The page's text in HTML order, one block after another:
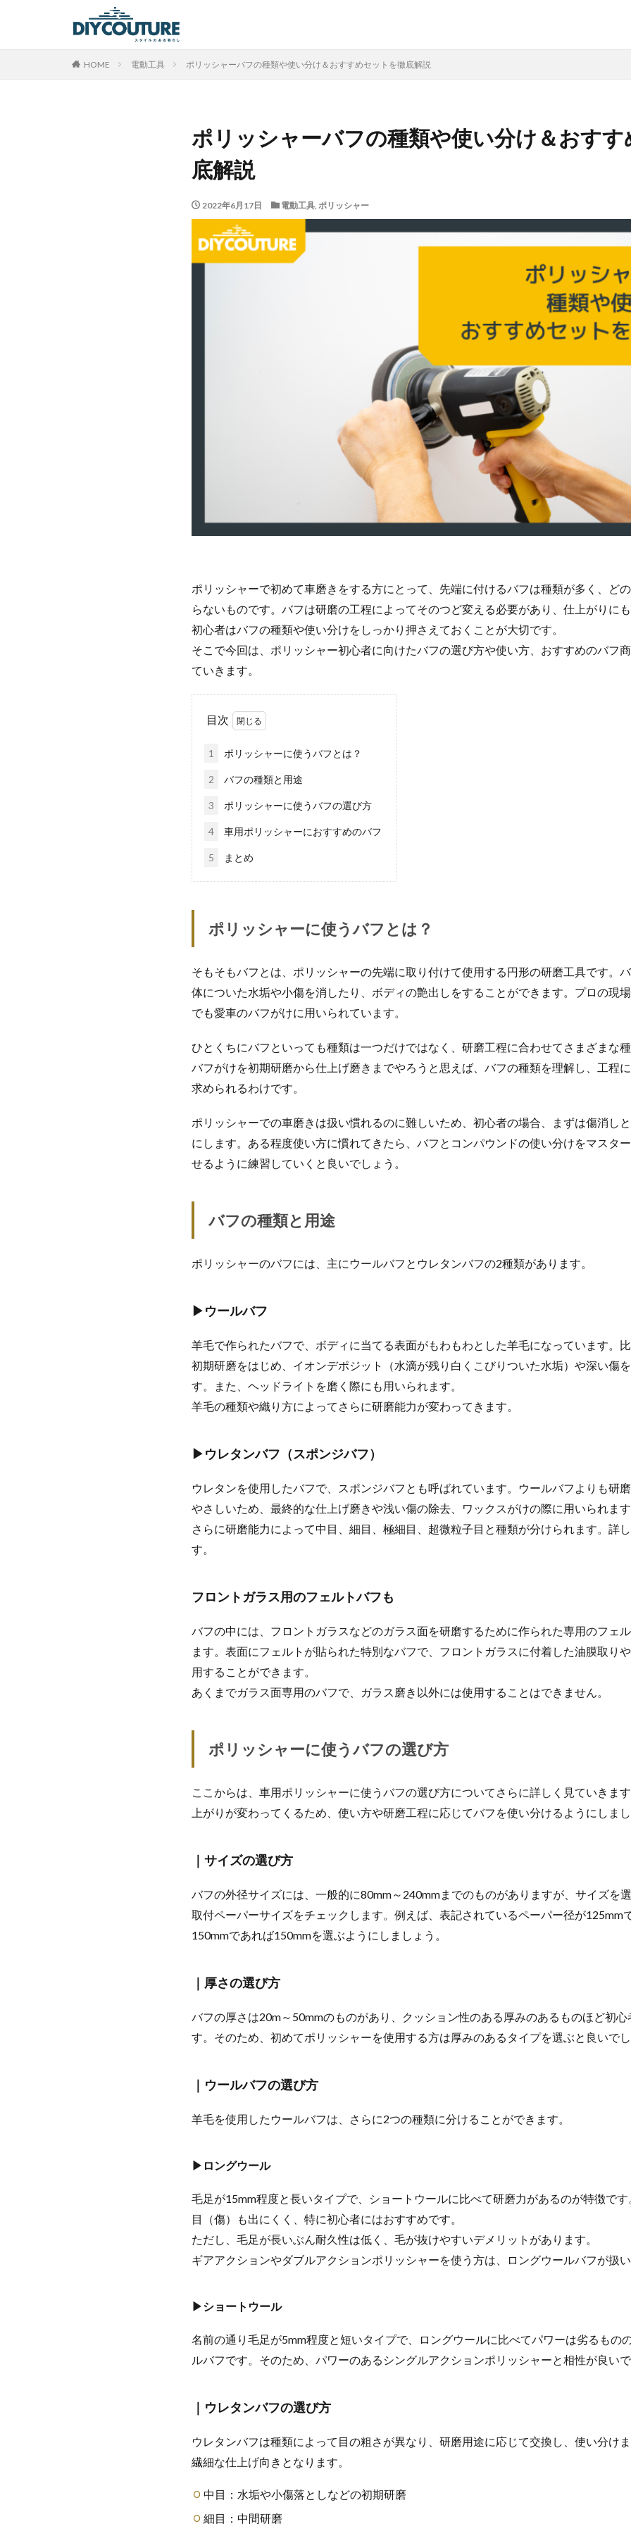
HOME 電動工具 ポリッシャーバフの種類や使い分け＆おすすめセットを徹底解説
ポリッシャーバフの種類や使い分け＆おす
底解説
2022年6月17日 電動工具, ポリッシャー
ポリッシャーで初めて車磨きをする方にとって、先端に付けるバフは種類が多く、ど
らないものです。バフは研磨の工程によってそのつど変える必要があり、仕上がりに
初心者はバフの種類や使い分けをしっかり押さえておくことが大切です。
そこで今回は、ポリッシャー初心者に向けたバフの選び方や使い方、おすすめのバフ
ていきます。
目次
1 ポリッシャーに使うバフとは？
2 バフの種類と用途
3 ポリッシャーに使うバフの選び方
4 車用ポリッシャーにおすすめのバフ
5 まとめ
ポリッシャーに使うバフとは？
そもそもバフとは、ポリッシャーの先端に取り付けて使用する円形の研磨工具です。
体についた水垢や小傷を消したり、ボディの艶出しをすることができます。プロの現
でも愛車のバフがけに用いられています。
ひとくちにバフといっても種類は一つだけではなく、研磨工程に合わせてさまざまな種
バフがけを初期研磨から仕上げ磨きまでやろうと思えば、バフの種類を理解し、工程
求められるわけです。
ポリッシャーでの車磨きは扱い慣れるのに難しいため、初心者の場合、まずは傷消し
にします。ある程度使い方に慣れてきたら、バフとコンパウンドの使い分けをマスタ
せるように練習していくと良いでしょう。
バフの種類と用途
ポリッシャーのバフには、主にウールバフとウレタンバフの2種類があります。
▶ウールバフ
羊毛で作られたバフで、ボディに当てる表面がもわもわとした羊毛になっています。
初期研磨をはじめ、イオンデポジット（水滴が残り白くこびりついた水垢）や深い傷
す。また、ヘッドライトを磨く際にも用いられます。
羊毛の種類や織り方によってさらに研磨能力が変わってきます。
▶ウレタンバフ（スポンジバフ）
ウレタンを使用したバフで、スポンジバフとも呼ばれています。ウールバフよりも研
やさしいため、最終的な仕上げ磨きや浅い傷の除去、ワックスがけの際に用いられま
さらに研磨能力によって中目、細目、極細目、超微粒子目と種類が分けられます。詳
す。
フロントガラス用のフェルトバフも
バフの中には、フロントガラスなどのガラス面を研磨するために作られた専用のフェ
ます。表面にフェルトが貼られた特別なバフで、フロントガラスに付着した油膜取り
用することができます。
あくまでガラス面専用のバフで、ガラス磨き以外には使用することはできません。
ポリッシャーに使うバフの選び方
ここからは、車用ポリッシャーに使うバフの選び方についてさらに詳しく見ていきま
上がりが変わってくるため、使い方や研磨工程に応じてバフを使い分けるようにしまし
｜サイズの選び方
バフの外径サイズには、一般的に80mm～240mmまでのものがありますが、サイズを
取付ペーパーサイズをチェックします。例えば、表記されているペーパー径が125mm
150mmであれば150mmを選ぶようにしましょう。
｜厚さの選び方
バフの厚さは20m～50mmのものがあり、クッション性のある厚みのあるものほど初心
す。そのため、初めてポリッシャーを使用する方は厚みのあるタイプを選ぶと良いでし
｜ウールバフの選び方
羊毛を使用したウールバフは、さらに2つの種類に分けることができます。
▶ロングウール
毛足が15mm程度と長いタイプで、ショートウールに比べて研磨力があるのが特徴で
目（傷）も出にくく、特に初心者にはおすすめです。
ただし、毛足が長いぶん耐久性は低く、毛が抜けやすいデメリットがあります。
ギアアクションやダブルアクションポリッシャーを使う方は、ロングウールバフが扱い
▶ショートウール
名前の通り毛足が5mm程度と短いタイプで、ロングウールに比べてパワーは劣るもの
ルバフです。そのため、パワーのあるシングルアクションポリッシャーと相性が良いで
｜ウレタンバフの選び方
ウレタンバフは種類によって目の粗さが異なり、研磨用途に応じて交換し、使い分け
繊細な仕上げ向きとなります。
中目：水垢や小傷落としなどの初期研磨
細目：中間研磨